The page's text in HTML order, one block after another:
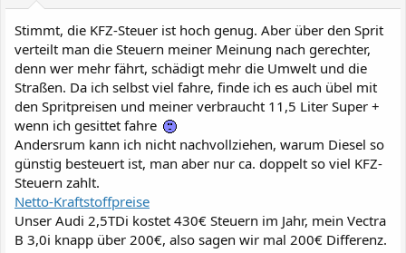
Stimmt, die KFZ-Steuer ist hoch genug. Aber über den Sprit
verteilt man die Steuern meiner Meinung nach gerechter,
denn wer mehr fährt, schädigt mehr die Umwelt und die
Straßen. Da ich selbst viel fahre, finde ich es auch übel mit
den Spritpreisen und meiner verbraucht 11,5 Liter Super +
wenn ich gesittet fahre
Andersrum kann ich nicht nachvollziehen, warum Diesel so
günstig besteuert ist, man aber nur ca. doppelt so viel KFZ-
Steuern zahlt.
Netto-Kraftstoffpreise
Unser Audi 2,5TDi kostet 430€ Steuern im Jahr, mein Vectra
B 3,0i knapp über 200€, also sagen wir mal 200€ Differenz.